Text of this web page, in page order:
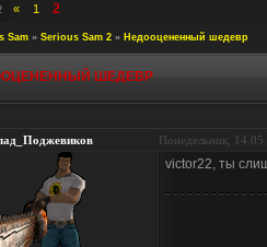
« 1 2
Sam » Serious Sam 2 » Недооцененный шедевр
ШЕДЕВР
Понедельник,
victor22, ты